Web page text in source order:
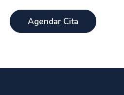
Agendar Cita